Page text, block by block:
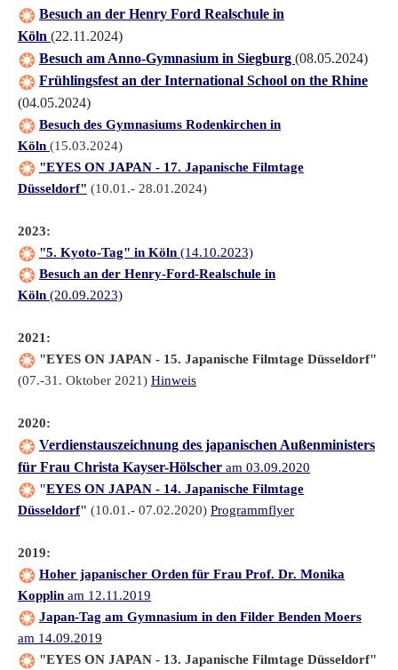
Besuch an der Henry Ford Realschule in
Köln (22.11.2024)
Besuch am Anno-Gymnasium in Siegburg (08.05.2024)
Frühlingsfest an der International School on the Rhine
(04.05.2024)
Besuch des Gymnasiums Rodenkirchen in
Köln (15.03.2024)
"EYES ON JAPAN - 17. Japanische Filmtage
Düsseldorf" (10.01.- 28.01.2024)
2023:
"5. Kyoto-Tag" in Köln (14.10.2023)
Besuch an der Henry-Ford-Realschule in
Köln (20.09.2023)
2021:
"EYES ON JAPAN - 15. Japanische Filmtage Düsseldorf"
(07.-31. Oktober 2021) Hinweis
2020:
Verdienstauszeichnung des japanischen Außenministers
für Frau Christa Kayser-Hölscher am 03.09.2020
"EYES ON JAPAN - 14. Japanische Filmtage
Düsseldorf" (10.01.- 07.02.2020) Programmflyer
2019:
Hoher japanischer Orden für Frau Prof. Dr. Monika
Kopplin am 12.11.2019
Japan-Tag am Gymnasium in den Filder Benden Moers
am 14.09.2019
"EYES ON JAPAN - 13. Japanische Filmtage Düsseldorf"